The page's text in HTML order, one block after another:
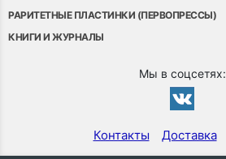
РАРИТЕТНЫЕ ПЛАСТИНКИ (ПЕРВОПРЕССЫ)
КНИГИ И ЖУРНАЛЫ
Мы в соцсетях:
Контакты Доставка